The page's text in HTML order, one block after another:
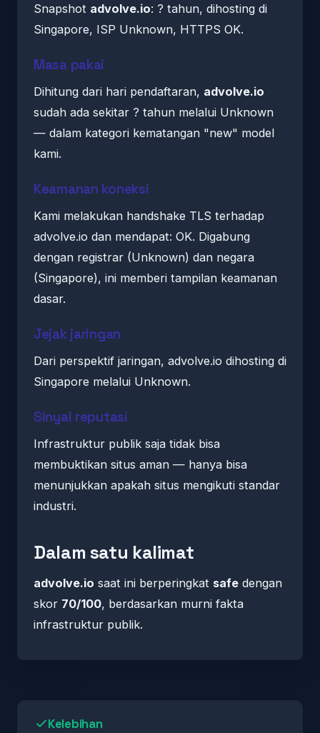
Snapshot advolve.io: ? tahun, dihosting di
Singapore, ISP Unknown, HTTPS OK.
Masa pakai
Dihitung dari hari pendaftaran, advolve.io
sudah ada sekitar ? tahun melalui Unknown
— dalam kategori kematangan "new" model
kami.
Keamanan koneksi
Kami melakukan handshake TLS terhadap
advolve.io dan mendapat: OK. Digabung
dengan registrar (Unknown) dan negara
(Singapore), ini memberi tampilan keamanan
dasar.
Jejak jaringan
Dari perspektif jaringan, advolve.io dihosting di
Singapore melalui Unknown.
Sinyal reputasi
Infrastruktur publik saja tidak bisa
membuktikan situs aman — hanya bisa
menunjukkan apakah situs mengikuti standar
industri.
Dalam satu kalimat
advolve.io saat ini berperingkat safe dengan
skor 70/100, berdasarkan murni fakta
infrastruktur publik.
Kelebihan